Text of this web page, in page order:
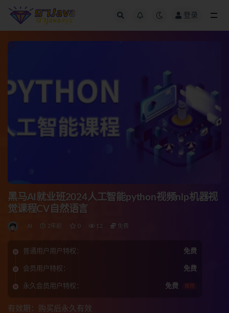
登录
黑马AI就业班2024人工智能python视频nlp机器视
觉课程CV自然语言
AI 2年前 0 12 免费
普通用户用户特权： 免费
会员用户特权： 免费
永久会员用户特权： 免费 推荐
有效期：购买后永久有效